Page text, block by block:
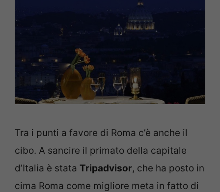
Tra i punti a favore di Roma c’è anche il
cibo. A sancire il primato della capitale
d’Italia è stata Tripadvisor, che ha posto in
cima Roma come migliore meta in fatto di